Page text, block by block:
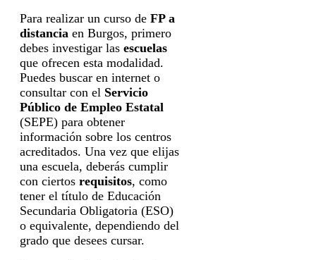
Para realizar un curso de FP a
distancia en Burgos, primero
debes investigar las escuelas
que ofrecen esta modalidad.
Puedes buscar en internet o
consultar con el Servicio
Público de Empleo Estatal
(SEPE) para obtener
información sobre los centros
acreditados. Una vez que elijas
una escuela, deberás cumplir
con ciertos requisitos, como
tener el título de Educación
Secundaria Obligatoria (ESO)
o equivalente, dependiendo del
grado que desees cursar.